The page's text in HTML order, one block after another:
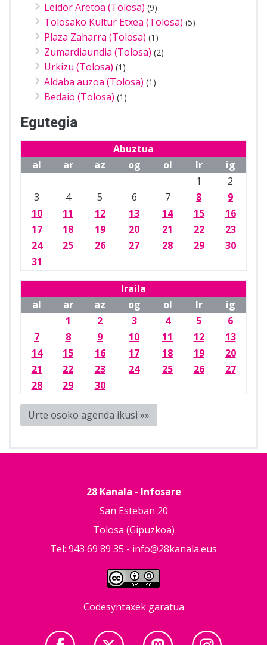
Leidor Aretoa (Tolosa) (9)
Tolosako Kultur Etxea (Tolosa) (5)
Plaza Zaharra (Tolosa) (1)
Zumardiaundia (Tolosa) (2)
Urkizu (Tolosa) (1)
Aldaba auzoa (Tolosa) (1)
Bedaio (Tolosa) (1)
Egutegia
Abuztua
al
ar az og ol lr
ig
1
2
3
4 5 6 7 8
9
10
11 12 13 14 15
16
17
18 19 20 21 22
23
24
25 26 27 28 29
30
31
Iraila
al
ar az og ol lr
ig
1
2 3 4 5
6
7
8 9 10 11 12
13
14
15 16 17 18 19
20
21
22 23 24 25 26
27
28
29 30
Urte osoko agenda ikusi »»
28 Kanala - Infosare
San Esteban 20
Tolosa (Gipuzkoa)
Tel: 943 69 89 35 - info@28kanala.eus
Codesyntaxek garatua